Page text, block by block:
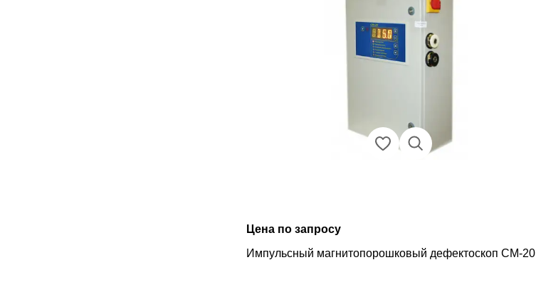
Цена по запросу
Импульсный магнитопорошковый дефектоскоп СМ-20